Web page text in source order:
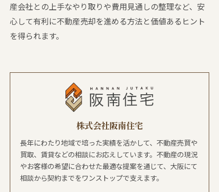
産会社との上手なやり取りや費用見通しの整理など、安
心して有利に不動産売却を進める方法と価値あるヒント
を得られます。
株式会社阪南住宅
長年にわたり地域で培った実績を活かして、不動産売買や
買取、賃貸などの相談にお応えしています。不動産の現況
やお客様の希望に合わせた最適な提案を通じて、大阪にて
相談から契約までをワンストップで支えます。